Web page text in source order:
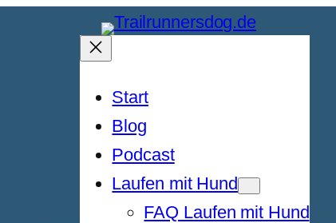
Start
Blog
Podcast
Laufen mit Hund
FAQ Laufen mit Hund